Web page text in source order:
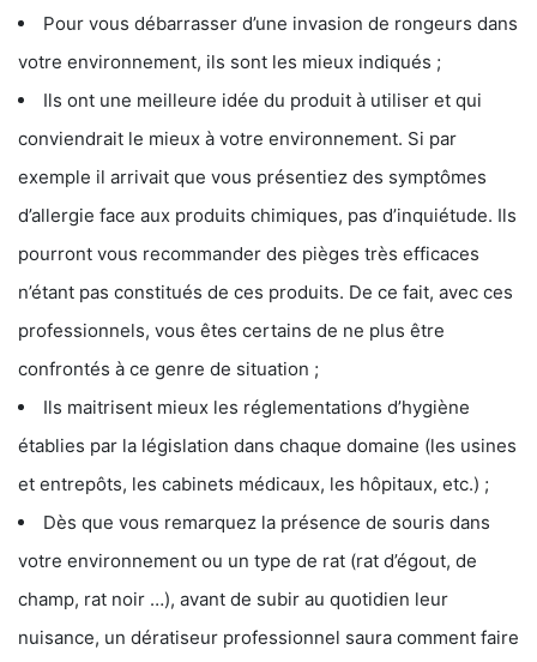
Pour vous débarrasser d’une invasion de rongeurs dans
votre environnement, ils sont les mieux indiqués ;
Ils ont une meilleure idée du produit à utiliser et qui
conviendrait le mieux à votre environnement. Si par
exemple il arrivait que vous présentiez des symptômes
d’allergie face aux produits chimiques, pas d’inquiétude. Ils
pourront vous recommander des pièges très efficaces
n’étant pas constitués de ces produits. De ce fait, avec ces
professionnels, vous êtes certains de ne plus être
confrontés à ce genre de situation ;
Ils maitrisent mieux les réglementations d’hygiène
établies par la législation dans chaque domaine (les usines
et entrepôts, les cabinets médicaux, les hôpitaux, etc.) ;
Dès que vous remarquez la présence de souris dans
votre environnement ou un type de rat (rat d’égout, de
champ, rat noir …), avant de subir au quotidien leur
nuisance, un dératiseur professionnel saura comment faire